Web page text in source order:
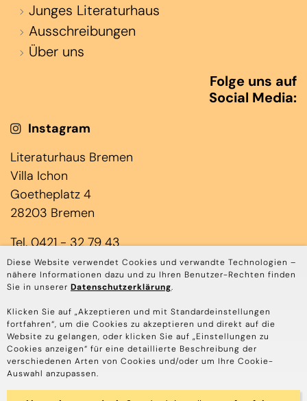
Diese Website verwendet Cookies und verwandte Technologien –
nähere Informationen dazu und zu Ihren Benutzer-Rechten finden
Sie in unserer Datenschutzerklärung.
Klicken Sie auf „Akzeptieren und mit Standardeinstellungen
fortfahren“, um die Cookies zu akzeptieren und direkt auf die
Website zu gelangen, oder klicken Sie auf „Einstellungen zu
Cookies anzeigen“ für eine detaillierte Beschreibung der
verschiedenen Arten von Cookies und/oder um Ihre Cookie-
Auswahl anzupassen.
Junges Literaturhaus
Ausschreibungen
Über uns
Folge uns auf
Social Media:
Instagram
Literaturhaus Bremen
Villa Ichon
Goetheplatz 4
28203 Bremen
Tel. 0421 - 32 79 43
(Jens Laloire & Janin Rominger)
Mo bis Do 10.00 – 17.00 Uhr
Tel. 0421 - 45 85 3939
(Annika Depping & Stephanie Schaefers)
Mo bis Do 10.00 - 14.00 Uhr
© Literaturhaus Bremen